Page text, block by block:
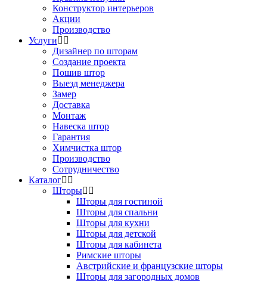
Конструктор интерьеров
Акции
Производство
Услуги
Дизайнер по шторам
Создание проекта
Пошив штор
Выезд менеджера
Замер
Доставка
Монтаж
Навеска штор
Гарантия
Химчистка штор
Производство
Сотрудничество
Каталог
Шторы
Шторы для гостиной
Шторы для спальни
Шторы для кухни
Шторы для детской
Шторы для кабинета
Римские шторы
Австрийские и французские шторы
Шторы для загородных домов